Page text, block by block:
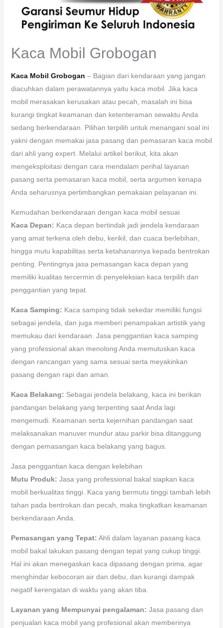
Kaca Mobil Grobogan
Kaca Mobil Grobogan – Bagian dari kendaraan yang jangan
diacuhkan dalam perawatannya yaitu kaca mobil. Jika kaca
mobil merasakan kerusakan atau pecah, masalah ini bisa
kurangi tingkat keamanan dan ketenteraman sewaktu Anda
sedang berkendaraan. Pilihan terpilih untuk menangani soal ini
yakni dengan memakai jasa pasang dan pemasaran kaca mobil
dari ahli yang expert. Melalui artikel berikut, kita akan
mengeksploitasi dengan cara mendalam perihal layanan
pasang serta pemasaran kaca mobil, serta argumen kenapa
Anda seharusnya pertimbangkan pemakaian pelayanan ini.
Kemudahan berkendaraan dengan kaca mobil sesuai
Kaca Depan: Kaca depan bertindak jadi jendela kendaraan
yang amat terkena oleh debu, kerikil, dan cuaca berlebihan,
hingga mutu kapabilitas serta ketahanannya kepada bentrokan
penting. Pentingnya jasa pemasangan kaca depan yang
memiliki kualitas tercermin di penyeleksian kaca terpilih dan
penggantian yang tepat.
Kaca Samping: Kaca samping tidak sekedar memiliki fungsi
sebagai jendela, dan juga memberi penampakan artistik yang
memukau dari kendaraan. Jasa penggantian kaca samping
yang professional akan menolong Anda memutuskan kaca
dengan rancangan yang sama sesuai serta meyakinkan
pasang dengan rapi dan aman.
Kaca Belakang: Sebagai jendela belakang, kaca ini berikan
pandangan belakang yang terpenting saat Anda lagi
mengemudi. Keamanan serta kejernihan pandangan saat
melaksanakan manuver mundur atau parkir bisa ditanggung
dengan pemasangan kaca belakang yang bagus.
Jasa penggantian kaca dengan kelebihan
Mutu Produk: Jasa yang professional bakal siapkan kaca
mobil berkualitas tinggi. Kaca yang bermutu tinggi tambah lebih
tahan pada bentrokan dan pecah, maka tingkatkan keamanan
berkendaraan Anda.
Pemasangan yang Tepat: Ahli dalam layanan pasang kaca
mobil bakal lakukan pasang dengan tepat yang cukup tinggi.
Hal ini akan menegaskan kaca dipasang dengan prima, agar
menghindar kebocoran air dan debu, dan kurangi dampak
negatif kerengatan di waktu yang akan tiba.
Layanan yang Mempunyai pengalaman: Jasa pasang dan
penjualan kaca mobil yang profesional akan memberinya